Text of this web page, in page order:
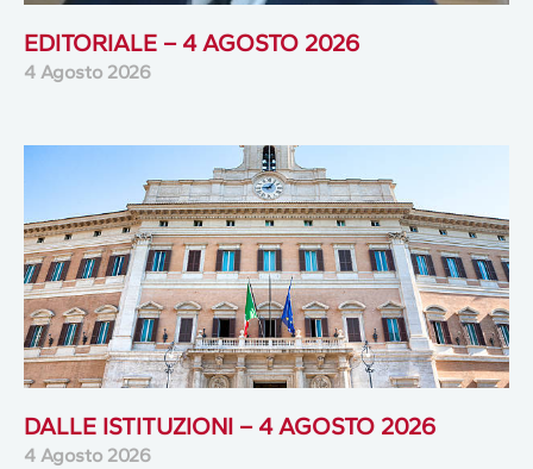
EDITORIALE – 4 AGOSTO 2026
4 Agosto 2026
DALLE ISTITUZIONI – 4 AGOSTO 2026
4 Agosto 2026